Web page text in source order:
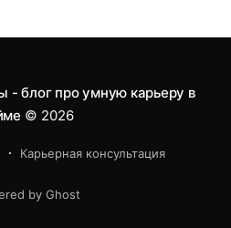
в нестабильности.
вас как руководителя,
- блог про умную карьеру в
© 2026
Карьерная консультация
by Ghost